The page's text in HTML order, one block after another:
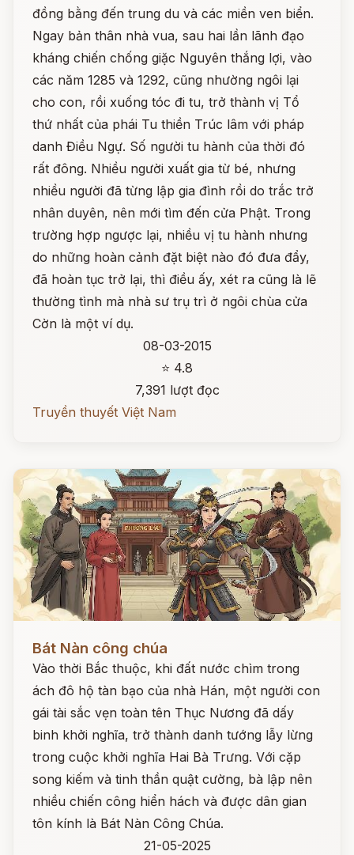
đồng bằng đến trung du và các miền ven biển.
Ngay bản thân nhà vua, sau hai lần lãnh đạo
kháng chiến chống giặc Nguyên thắng lợi, vào
các năm 1285 và 1292, cũng nhường ngôi lại
cho con, rồi xuống tóc đi tu, trở thành vị Tổ
thứ nhất của phái Tu thiền Trúc lâm với pháp
danh Điều Ngự. Số người tu hành của thời đó
rất đông. Nhiều người xuất gia từ bé, nhưng
nhiều người đã từng lập gia đình rồi do trắc trở
nhân duyên, nên mới tìm đến cửa Phật. Trong
trường hợp ngược lại, nhiều vị tu hành nhưng
do những hoàn cảnh đặt biệt nào đó đưa đẩy,
đã hoàn tục trở lại, thì điều ấy, xét ra cũng là lẽ
thường tình mà nhà sư trụ trì ở ngôi chùa cửa
Cờn là một ví dụ.
08-03-2015
⭐ 4.8
7,391 lượt đọc
Truyền thuyết Việt Nam
Bát Nàn công chúa
Vào thời Bắc thuộc, khi đất nước chìm trong
ách đô hộ tàn bạo của nhà Hán, một người con
gái tài sắc vẹn toàn tên Thục Nương đã dấy
binh khởi nghĩa, trở thành danh tướng lẫy lừng
trong cuộc khởi nghĩa Hai Bà Trưng. Với cặp
song kiếm và tinh thần quật cường, bà lập nên
nhiều chiến công hiển hách và được dân gian
tôn kính là Bát Nàn Công Chúa.
21-05-2025